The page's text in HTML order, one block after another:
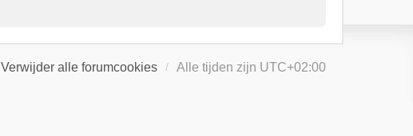
Verwijder alle forumcookies Alle tijden zijn UTC+02:00